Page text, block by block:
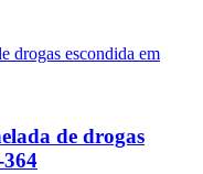
de drogas